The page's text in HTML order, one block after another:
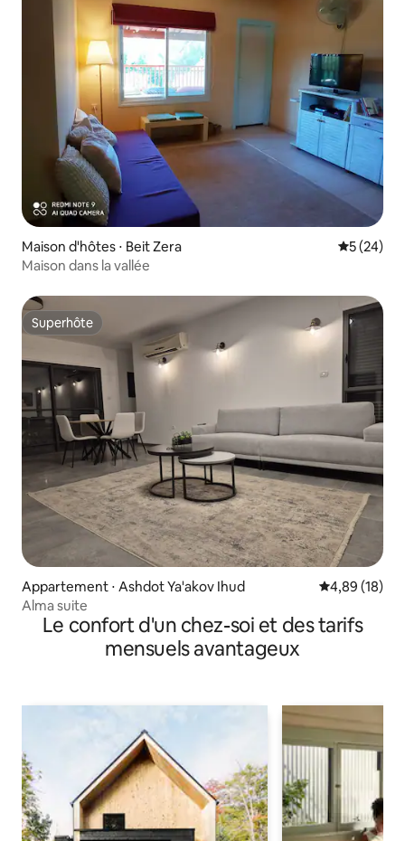
Maison d'hôtes ⋅ Beit Zera
5 (24)
Maison dans la vallée
Superhôte
Superhôte
Appartement ⋅ Ashdot Ya'akov Ihud Évaluation
4,89 (18)
Alma suite
Le confort d'un chez-soi et des tarifs
mensuels avantageux